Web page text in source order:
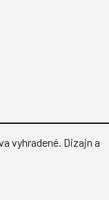
vyhradené. Dizajn a